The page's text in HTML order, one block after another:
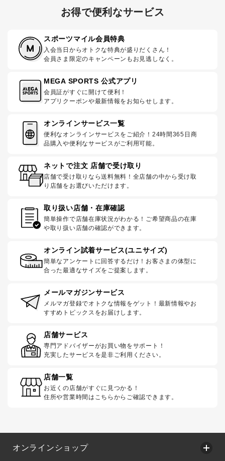
お得で便利なサービス
スポーツマイル会員特典
入会当日からオトクな特典が盛りだくさん！
会員さま限定のキャンペーンもお見逃しなく。
MEGA SPORTS 公式アプリ
会員証がすぐに開けて便利！
アプリクーポンや最新情報をお知らせします。
オンラインサービス一覧
便利なオンラインサービスをご紹介！24時間365日商
品購入や便利なサービスがご利用可能。
ネットで注文 店舗で受け取り
店舗で受け取りなら送料無料！全店舗の中から受け取
り店舗をお選びいただけます。
取り扱い店舗・在庫確認
簡単操作で店舗在庫状況がわかる！ご希望商品の在庫
や取り扱い店舗の確認ができます。
オンライン試着サービス(ユニサイズ)
簡単なアンケートに回答するだけ！お客さまの体型に
合った最適なサイズをご提案します。
メールマガジンサービス
メルマガ登録でオトクな情報をゲット！最新情報やお
すすめトピックスをお届けします。
店舗サービス
専門アドバイザーがお買い物をサポート！
充実したサービスを是非ご利用ください。
店舗一覧
お近くの店舗がすぐに見つかる！
住所や営業時間はこちらからご確認できます。
オンラインショップ